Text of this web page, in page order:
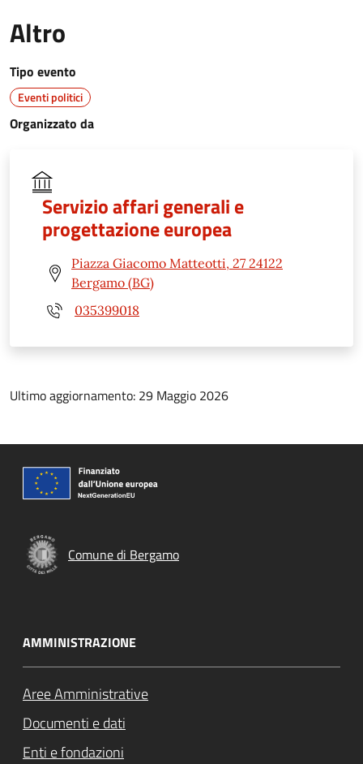
Altro
Tipo evento
Eventi politici
Organizzato da
Servizio affari generali e
progettazione europea
Piazza Giacomo Matteotti, 27 24122
Bergamo (BG)
035399018
Ultimo aggiornamento: 29 Maggio 2026
Comune di Bergamo
AMMINISTRAZIONE
Aree Amministrative
Documenti e dati
Enti e fondazioni